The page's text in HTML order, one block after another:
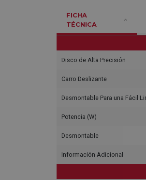
FICHA
TÉCNICA
Disco de Alta Precisión
Carro Deslizante
Desmontable Para una Fácil
Potencia (W)
Desmontable
Información Adicional